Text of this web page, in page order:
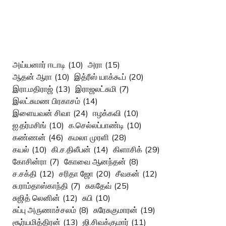
அய்யனார் ஈடாடி (10) அரா (15)
ஆதன் ஆரா (10) இத்ரீஸ் யாக்கூப் (20)
இரா.மதிராஜ் (13) இராஜலட்சுமி (7)
இலட்சுமண பிரகாசம் (14)
இளையவன் சிவா (24) ஈழக்கவி (10)
ஐ.தர்மசிங் (10) க.செல்லப்பாண்டி (10)
கண்ணன் (46) கமலா முரளி (28)
கயல் (10) கி.ச.திலீபன் (14) கிளாசிக் (29)
கோசின்ரா (7) கோவை ஆனந்தன் (8)
ச.சக்தி (12) சரிதா ஜோ (20) சீவகன் (12)
சு.ராம்தாஸ்காந்தி (7) சுகதேவ் (25)
சுஜித் லெனின் (12) சுபி (10)
சுப்பு அருணாச்சலம் (8) சுரேசுகுமாரன் (19)
சூர்யமித்திரன் (13) ஜி.சிவக்குமார் (11)